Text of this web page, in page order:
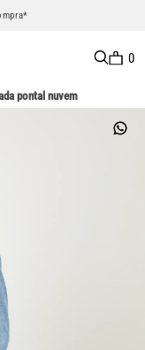
0
pontal nuvem